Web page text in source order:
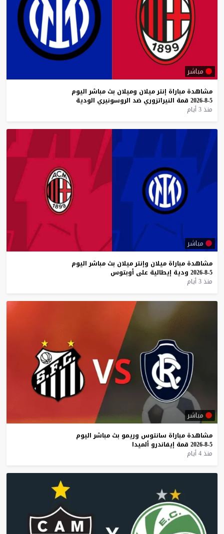
مباشر
مشاهدة مباراة إنترميلان وميلان بث مباشر اليوم
5-8-2026
قمة النيراتزوري ضد الروسونيري الودية
منذ 3 أيام
مباشر
مشاهدة مباراة ميلان وإنترميلان بث مباشر اليوم
5-8-2026
ودية إيطالية على أوبتوس
منذ 3 أيام
مباشر
مشاهدة مباراة سانتوس وريمو بث مباشر اليوم
5-8-2026
قمة إيفاندرو ألميدا
منذ 4 أيام